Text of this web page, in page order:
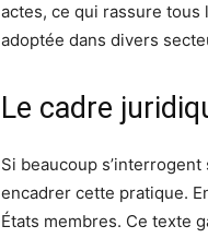
actes, ce qui rassure
adoptée dans divers
Le cadre
Si beaucoup
encadrer cette pratique.
États membres. Ce texte